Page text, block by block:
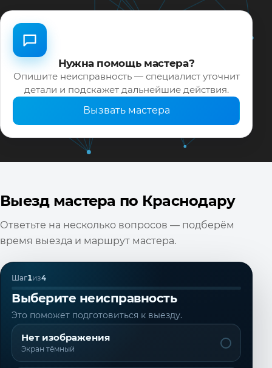
Нужна помощь мастера?
Опишите неисправность — специалист уточнит
детали и подскажет дальнейшие действия.
Вызвать мастера
Выезд мастера по Краснодару
Ответьте на несколько вопросов — подберём
время выезда и маршрут мастера.
Шаг1из4
Выберите неисправность
Это поможет подготовиться к выезду.
Нет изображения
Экран тёмный